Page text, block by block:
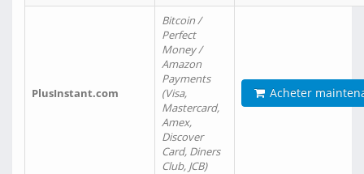
PlusInstant.com
Bitcoin /
Perfect
Money /
Amazon
Payments
(Visa,
Mastercard,
Amex,
Discover
Card, Diners
Club, JCB)
Acheter